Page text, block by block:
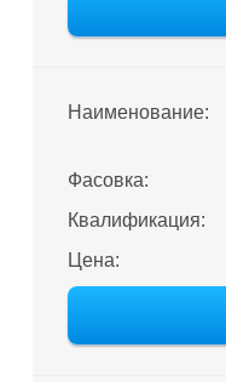
Наименование:
Фасовка:
Квалификация:
Цена: